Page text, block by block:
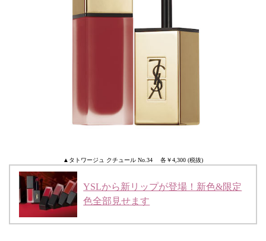
▲タトワージュ クチュール No.34 各￥4,300 (税抜)
YSLから新リップが登場！新色&限定
色全部見せます